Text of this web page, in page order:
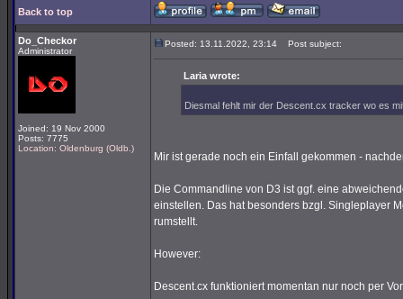
Back to top
Do_Checkor
Administrator
Joined: 19 Nov 2000
Posts: 7775
Location: Oldenburg (Oldb.)
Posted: 13.11.2022, 23:14 Post subject:
Laria wrote:
Diesmal fehlt mir der Descent.cx tracker wo es
Mir ist gerade noch ein Einfall gekommen -
Die Commandline von D3 ist ggf. eine
einstellen. Das hat besonders bzgl. Singleplayer
rumstellt.
However:
Descent.cx funktioniert momentan nur noch per